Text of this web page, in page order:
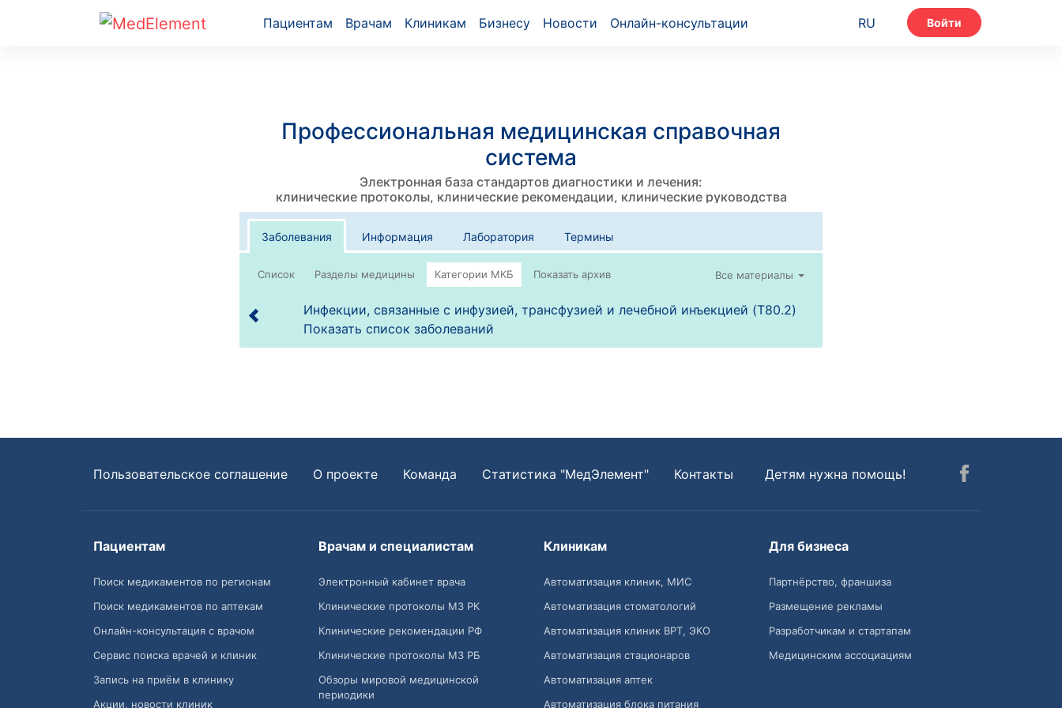
Пациентам Врачам Клиникам Бизнесу Новости Онлайн-консультации RU Войти
Профессиональная медицинская справочная
система
Электронная база стандартов диагностики и лечения:
клинические протоколы, клинические рекомендации, клинические руководства
Заболевания Информация Лаборатория Термины
Список Все материалы
Инфекции, связанные с инфузией, трансфузией и лечебной инъекцией (T80.2)
Показать список заболеваний
Пользовательское соглашение О проекте Команда Статистика "МедЭлемент" Контакты Детям нужна помощь!
Пациентам
Поиск медикаментов по регионам
Поиск медикаментов по аптекам
Онлайн-консультация с врачом
Сервис поиска врачей и клиник
Запись на приём в клинику
Акции, новости клиник
Врачам и специалистам
Электронный кабинет врача
Клинические протоколы МЗ РК
Клинические рекомендации РФ
Клинические протоколы МЗ РБ
Обзоры мировой медицинской
периодики
Клиникам
Автоматизация клиник, МИС
Автоматизация стоматологий
Автоматизация клиник ВРТ, ЭКО
Автоматизация стационаров
Автоматизация аптек
Автоматизация блока питания
Для бизнеса
Партнёрство, франшиза
Размещение рекламы
Разработчикам и стартапам
Медицинским ассоциациям